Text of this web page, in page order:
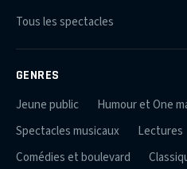
Tous les spectacles
GENRES
Jeune public
Humour et One
Spectacles musicaux
Lectures
Comédies et boulevard